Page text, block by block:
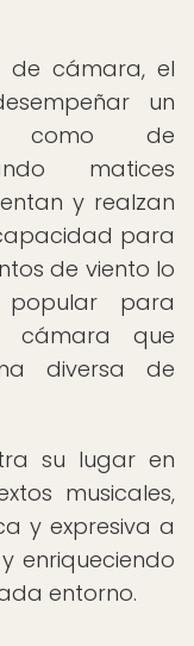
de cámara, el
un
como de
matices
y realzan
para
de viento lo
para
cámara que
diversa de
su lugar en
musicales,
y expresiva a
enriqueciendo
entorno.